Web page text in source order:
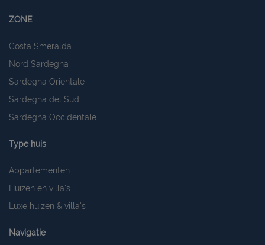
ZONE
Costa Smeralda
Nord Sardegna
Sardegna Orientale
Sardegna del Sud
Sardegna Occidentale
Type huis
Appartementen
Huizen en villa's
Luxe huizen & villa's
Navigatie